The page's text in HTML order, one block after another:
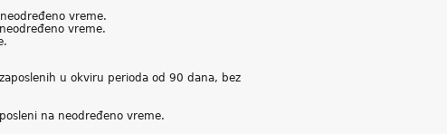
vreme.
vreme.
u okviru perioda od 90 dana, bez
na neodređeno vreme.